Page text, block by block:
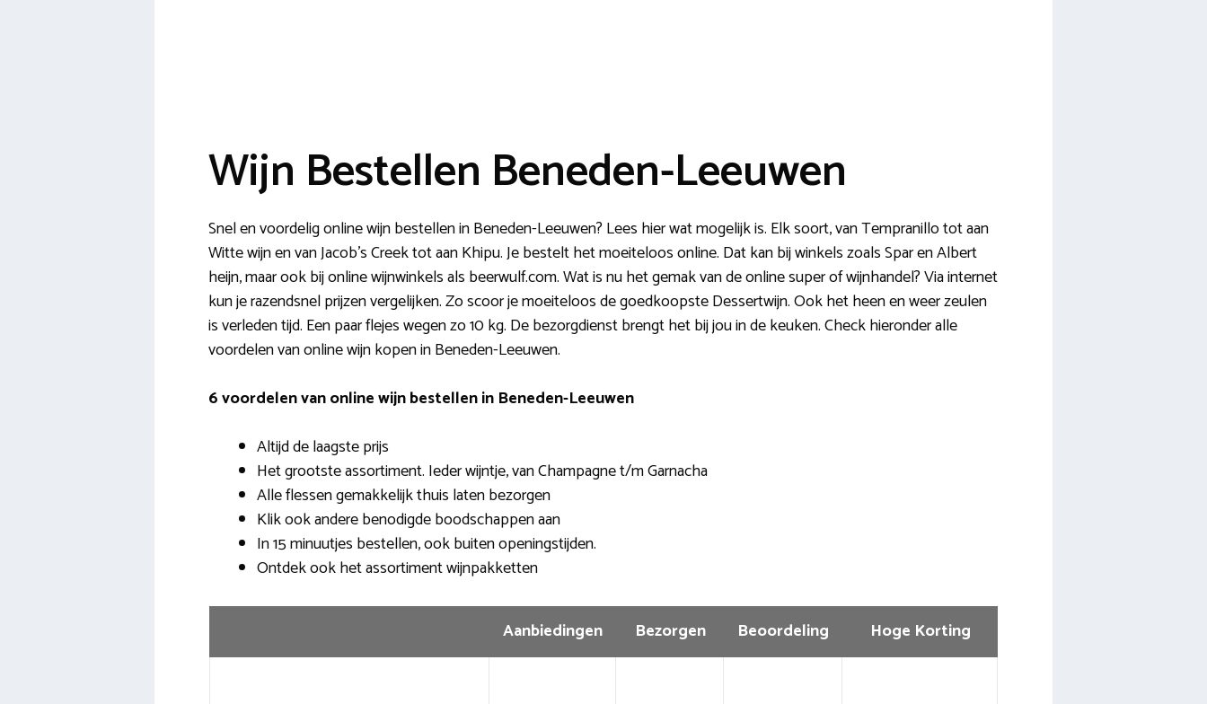
Wijn Bestellen Beneden-Leeuwen
Snel en voordelig online wijn bestellen in Beneden-Leeuwen? Lees hier wat mogelijk is. Elk soort, van Tempranillo tot aan
Witte wijn en van Jacob’s Creek tot aan Khipu. Je bestelt het moeiteloos online. Dat kan bij winkels zoals Spar en Albert
heijn, maar ook bij online wijnwinkels als beerwulf.com. Wat is nu het gemak van de online super of wijnhandel? Via internet
kun je razendsnel prijzen vergelijken. Zo scoor je moeiteloos de goedkoopste Dessertwijn. Ook het heen en weer zeulen
is verleden tijd. Een paar flejes wegen zo 10 kg. De bezorgdienst brengt het bij jou in de keuken. Check hieronder alle
voordelen van online wijn kopen in Beneden-Leeuwen.
6 voordelen van online wijn bestellen in Beneden-Leeuwen
Altijd de laagste prijs
Het grootste assortiment. Ieder wijntje, van Champagne t/m Garnacha
Alle flessen gemakkelijk thuis laten bezorgen
Klik ook andere benodigde boodschappen aan
In 15 minuutjes bestellen, ook buiten openingstijden.
Ontdek ook het assortiment wijnpakketten
Aanbiedingen Bezorgen Beoordeling Hoge Korting